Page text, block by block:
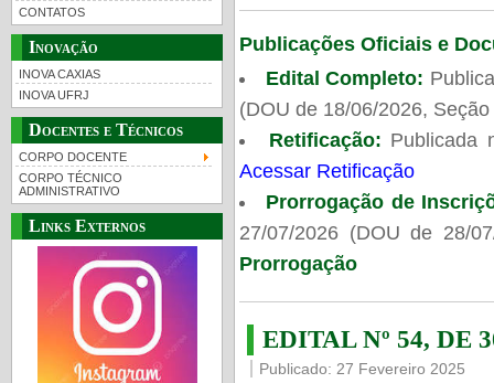
CONTATOS
Inovação
INOVA CAXIAS
INOVA UFRJ
Docentes e Técnicos
CORPO DOCENTE
CORPO TÉCNICO
ADMINISTRATIVO
Links Externos
Publicações Oficiais e
Edital Completo:
(DOU de 18/06/2026,
Retificação: Publicada
Acessar Retificação
Prorrogação de
27/07/2026 (DOU de 28/
Prorrogação
EDITAL Nº 54, DE
Publicado: 27 Fevereiro 2025